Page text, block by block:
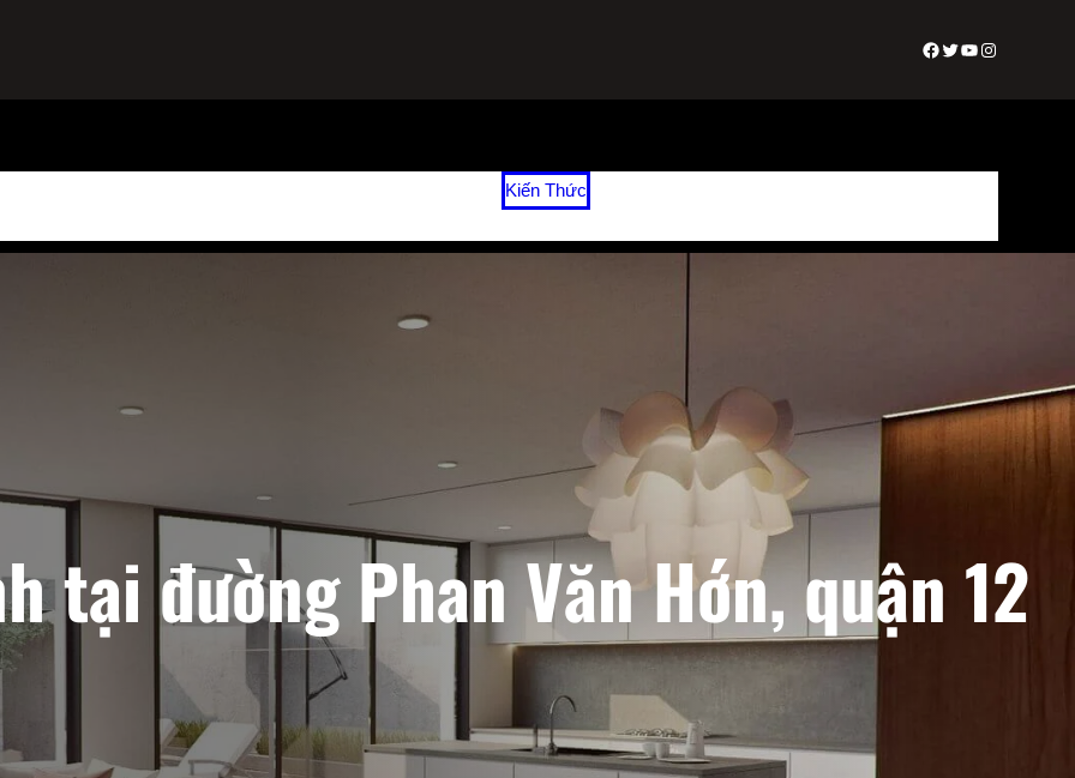
Facebook
Twitter
Youtube
Instagram
Kiến Thức
tại đường Phan Văn Hớn, quận 12